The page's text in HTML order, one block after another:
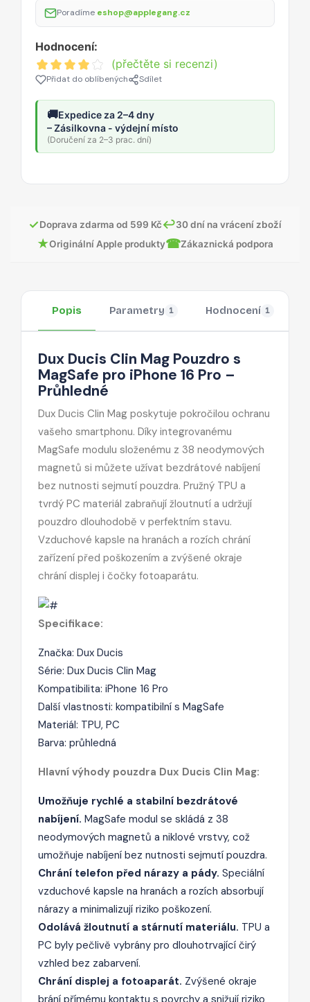
Poradíme eshop@applegang.cz
Hodnocení:
(přečtěte si recenzi)
Přidat do oblíbených Sdílet
🚚Expedice za 2–4 dny
– Zásilkovna - výdejní místo
(Doručení za 2–3 prac. dní)
✓Doprava zdarma od 599 Kč↩30 dní na vrácení zboží
★Originální Apple produkty☎Zákaznická podpora
Popis Parametry 1 Hodnocení 1
Dux Ducis Clin Mag Pouzdro s
MagSafe pro iPhone 16 Pro –
Průhledné
Dux Ducis Clin Mag poskytuje pokročilou ochranu
vašeho smartphonu. Díky integrovanému
MagSafe modulu složenému z 38 neodymových
magnetů si můžete užívat bezdrátové nabíjení
bez nutnosti sejmutí pouzdra. Pružný TPU a
tvrdý PC materiál zabraňují žloutnutí a udržují
pouzdro dlouhodobě v perfektním stavu.
Vzduchové kapsle na hranách a rozích chrání
zařízení před poškozením a zvýšené okraje
chrání displej i čočky fotoaparátu.
Specifikace:
Značka: Dux Ducis
Série: Dux Ducis Clin Mag
Kompatibilita: iPhone 16 Pro
Další vlastnosti: kompatibilní s MagSafe
Materiál: TPU, PC
Barva: průhledná
Hlavní výhody pouzdra Dux Ducis Clin Mag:
Umožňuje rychlé a stabilní bezdrátové
nabíjení. MagSafe modul se skládá z 38
neodymových magnetů a niklové vrstvy, což
umožňuje nabíjení bez nutnosti sejmutí pouzdra.
Chrání telefon před nárazy a pády. Speciální
vzduchové kapsle na hranách a rozích absorbují
nárazy a minimalizují riziko poškození.
Odolává žloutnutí a stárnutí materiálu. TPU a
PC byly pečlivě vybrány pro dlouhotrvající čirý
vzhled bez zabarvení.
Chrání displej a fotoaparát. Zvýšené okraje